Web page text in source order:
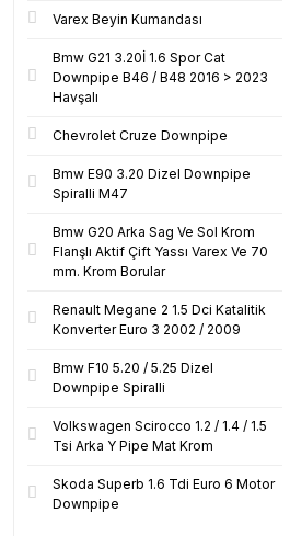
Varex Beyin Kumandası
Bmw G21 3.20İ 1.6 Spor Cat
Downpipe B46 / B48 2016 > 2023
Havşalı
Chevrolet Cruze Downpipe
Bmw E90 3.20 Dizel Downpipe
Spiralli M47
Bmw G20 Arka Sag Ve Sol Krom
Flanşlı Aktif Çift Yassı Varex Ve 70
mm. Krom Borular
Renault Megane 2 1.5 Dci Katalitik
Konverter Euro 3 2002 / 2009
Bmw F10 5.20 / 5.25 Dizel
Downpipe Spiralli
Volkswagen Scirocco 1.2 / 1.4 / 1.5
Tsi Arka Y Pipe Mat Krom
Skoda Superb 1.6 Tdi Euro 6 Motor
Downpipe